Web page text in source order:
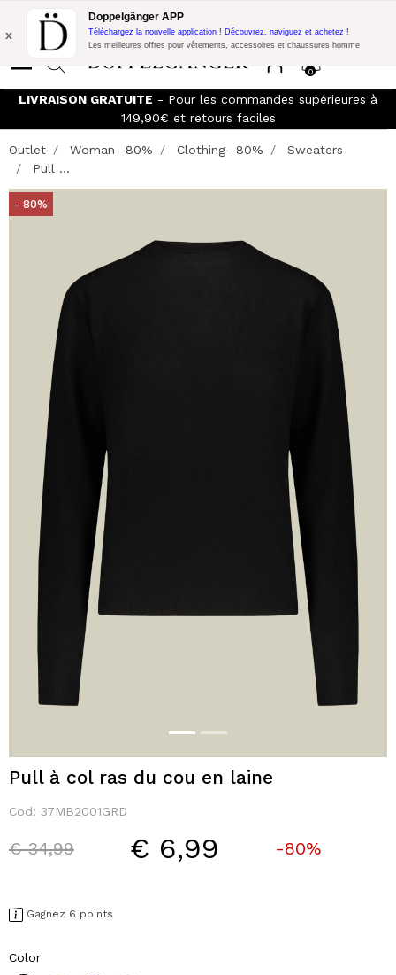
Promo Flash: 10% de réduction supplémentaire sur 300€ d'achat
avec le code:
0
x
Doppelgänger APP
Téléchargez la nouvelle application ! Découvrez, naviguez et achetez !
Les meilleures offres pour vêtements, accessoires et chaussures homme
LIVRAISON GRATUITE - Pour les commandes supérieures à
149,90€ et retours faciles
Outlet Woman -80% Clothing -80%
Sweaters
Pull ...
- 80%
Pull à col ras du cou en laine
Cod: 37MB2001GRD
Price reduced from
€ 34,99to € 6,99 -80%
Gagnez 6 points
Color